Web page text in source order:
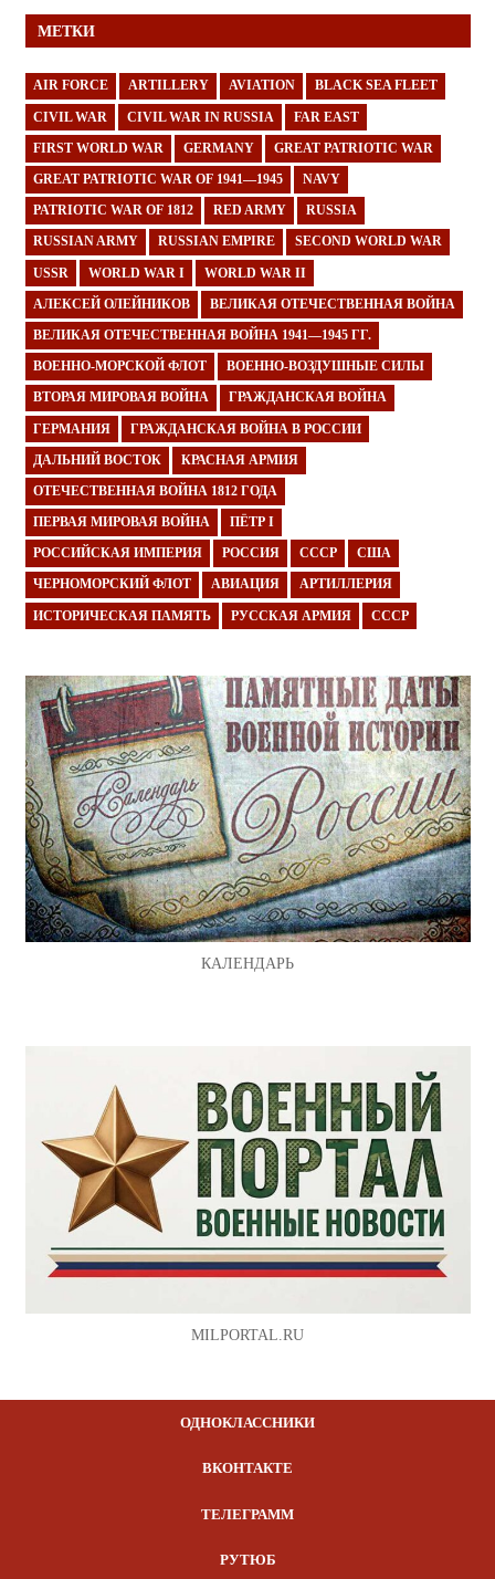
МЕТКИ
AIR FORCE ARTILLERY AVIATION BLACK SEA FLEET
CIVIL WAR CIVIL WAR IN RUSSIA FAR EAST
FIRST WORLD WAR GERMANY GREAT PATRIOTIC WAR
GREAT PATRIOTIC WAR OF 1941—1945 NAVY
PATRIOTIC WAR OF 1812 RED ARMY RUSSIA
RUSSIAN ARMY RUSSIAN EMPIRE SECOND WORLD WAR
USSR WORLD WAR I WORLD WAR II
АЛЕКСЕЙ ОЛЕЙНИКОВ ВЕЛИКАЯ ОТЕЧЕСТВЕННАЯ ВОЙНА
ВЕЛИКАЯ ОТЕЧЕСТВЕННАЯ ВОЙНА 1941—1945 ГГ.
ВОЕННО-МОРСКОЙ ФЛОТ ВОЕННО-ВОЗДУШНЫЕ СИЛЫ
ВТОРАЯ МИРОВАЯ ВОЙНА ГРАЖДАНСКАЯ ВОЙНА
ГЕРМАНИЯ ГРАЖДАНСКАЯ ВОЙНА В РОССИИ
ДАЛЬНИЙ ВОСТОК КРАСНАЯ АРМИЯ
ОТЕЧЕСТВЕННАЯ ВОЙНА 1812 ГОДА
ПЕРВАЯ МИРОВАЯ ВОЙНА ПЁТР I
РОССИЙСКАЯ ИМПЕРИЯ РОССИЯ СССР США
ЧЕРНОМОРСКИЙ ФЛОТ АВИАЦИЯ АРТИЛЛЕРИЯ
ИСТОРИЧЕСКАЯ ПАМЯТЬ РУССКАЯ АРМИЯ СССР
КАЛЕНДАРЬ
MILPORTAL.RU
ОДНОКЛАССНИКИ
ВКОНТАКТЕ
ТЕЛЕГРАММ
РУТЮБ